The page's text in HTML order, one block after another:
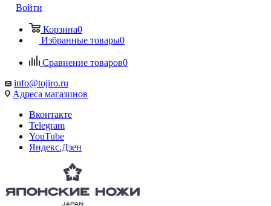
Войти
Корзина0
Избранные товары0
Сравнение товаров0
info@tojiro.ru
Адреса магазинов
Вконтакте
Telegram
YouTube
Яндекс.Дзен